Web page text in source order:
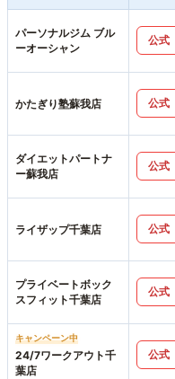
パーソナルジム ブル
ーオーシャン
公式
かたぎり塾蘇我店 公式
ダイエットパートナ
ー蘇我店
公式
ライザップ千葉店 公式
プライベートボック
スフィット千葉店
公式
キャンペーン中
24/7ワークアウト千
葉店
公式